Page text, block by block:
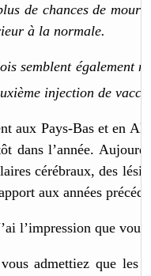
de chances de
à la normale.
semblent
injection de
aux Pays-Bas et en
dans l’année.
cérébraux, des
aux années
l’impression que vous
admettiez que les